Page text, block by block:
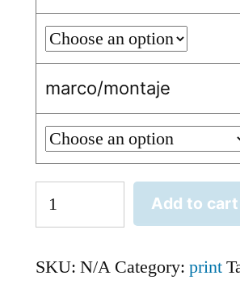
marco/montaje
oldsmobile
88,
detalle
Add to cart
SKU: N/A Category: print